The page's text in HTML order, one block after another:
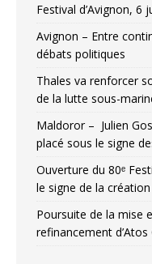
Festival d’Avignon, 6
Avignon – Entre
débats politiques
Thales va renforcer
de la lutte sous-
Maldoror – Julien
placé sous le signe
Ouverture du 80ᵉ
le signe de la création
Poursuite de la mise
refinancement d’Atos